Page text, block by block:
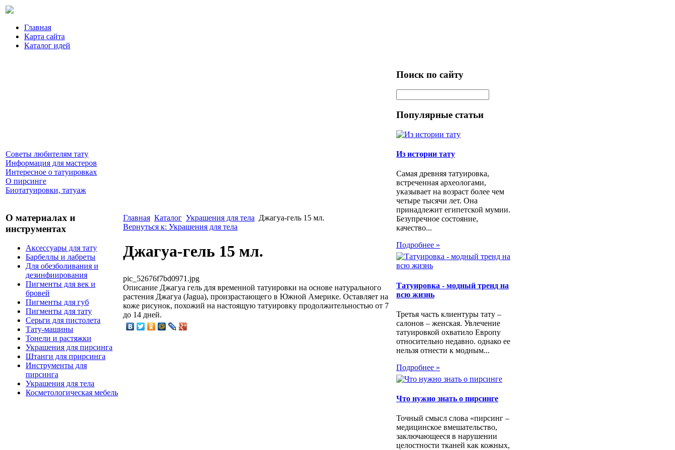
Главная
Карта сайта
Каталог идей
Советы любителям тату
Информация для мастеров
Интересное о татуировках
О пирсинге
Биотатуировки, татуаж
О материалах и
инструментах
Аксессуары для тату
Барбеллы и лабреты
Для обезболивания и
дезинфиирования
Пигменты для век и
бровей
Пигменты для губ
Пигменты для тату
Серьги для пистолета
Тату-машины
Тонели и растяжки
Украшения для пирсинга
Штанги для прирсинга
Инструменты для
пирсинга
Украшения для тела
Косметологическая мебель
Главная Каталог Украшения для тела Джагуа-гель 15 мл.
Вернуться к: Украшения для тела
Джагуа-гель 15 мл.
pic_52676f7bd0971.jpg
Описание Джагуа гель для временной татуировки на основе натурального
растения Джагуа (Jagua), произрастающего в Южной Америке. Оставляет на
коже рисунок, похожий на настоящую татуировку продолжительностью от 7
до 14 дней.
Поиск по сайту
Популярные статьи
Из истории тату
Самая древняя татуировка,
встреченная археологами,
указывает на возраст более чем
четыре тысячи лет. Она
принадлежит египетской мумии.
Безупречное состояние,
качество...
Подробнее »
Татуировка - модный тренд на
всю жизнь
Третья часть клиентуры тату –
салонов – женская. Увлечение
татуировкой охватило Европу
относительно недавно. однако ее
нельзя отнести к модным...
Подробнее »
Что нужно знать о пирсинге
Точный смысл слова «пирсинг –
медицинское вмешательство,
заключающееся в нарушении
целостности тканей как кожных,